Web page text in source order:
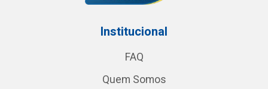
Institucional
FAQ
Quem Somos